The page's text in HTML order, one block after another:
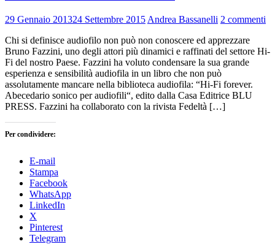
29 Gennaio 201324 Settembre 2015 Andrea Bassanelli 2 commenti
Chi si definisce audiofilo non può non conoscere ed apprezzare
Bruno Fazzini, uno degli attori più dinamici e raffinati del settore Hi-
Fi del nostro Paese. Fazzini ha voluto condensare la sua grande
esperienza e sensibilità audiofila in un libro che non può
assolutamente mancare nella biblioteca audiofila: “Hi-Fi forever.
Abecedario sonico per audiofili“, edito dalla Casa Editrice BLU
PRESS. Fazzini ha collaborato con la rivista Fedeltà […]
Per condividere:
E-mail
Stampa
Facebook
WhatsApp
LinkedIn
X
Pinterest
Telegram